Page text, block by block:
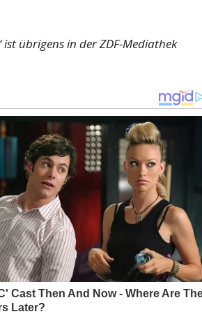
ist übrigens in der ZDF-Mediathek